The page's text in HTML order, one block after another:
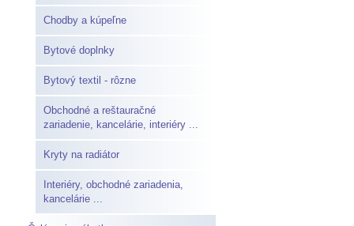
Chodby a kúpeľne
Bytové doplnky
Bytový textil - rôzne
Obchodné a reštauračné
zariadenie, kancelárie, interiéry ...
Kryty na radiátor
Interiéry, obchodné zariadenia,
kancelárie ...